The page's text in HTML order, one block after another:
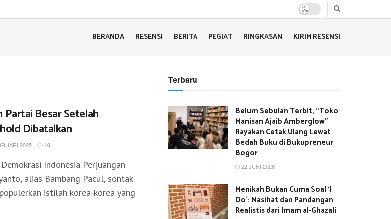
BERANDA RESENSI BERITA PEGIAT RINGKASAN KIRIM RESENSI
Partai Besar Setelah
Dibatalkan
2025 10
Indonesia Perjuangan
alias Bambang Pacul, sontak
istilah korea-korea yang
Terbaru
Belum Sebulan Terbit, “Toko
Manisan Ajaib Amberglow”
Rayakan Cetak Ulang Lewat
Bedah Buku di Bukupreneur
Bogor
22 JUNI 2026
Menikah Bukan Cuma Soal ‘I
Do’: Nasihat dan Pandangan
Realistis dari Imam al-Ghazali